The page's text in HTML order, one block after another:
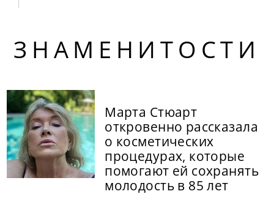
ЗНАМЕНИТОСТИ
Марта Стюарт
откровенно рассказала
о косметических
процедурах, которые
помогают ей сохранять
молодость в 85 лет